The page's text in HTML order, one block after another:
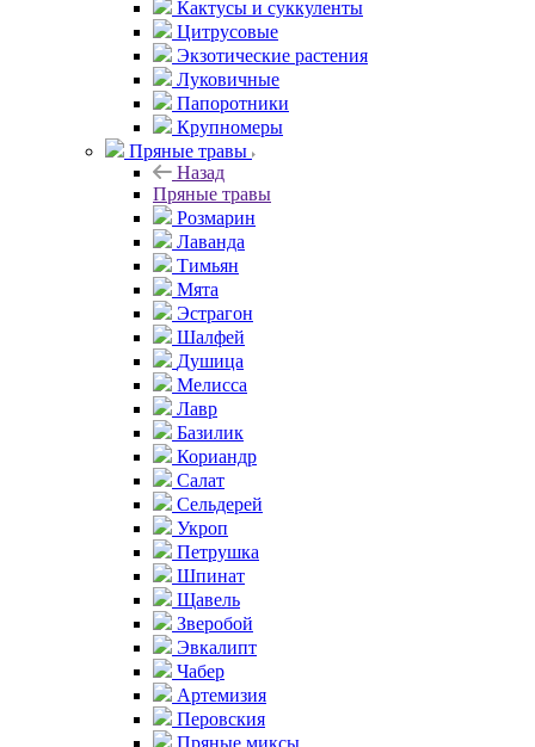
Кактусы и суккуленты
Цитрусовые
Экзотические растения
Луковичные
Папоротники
Крупномеры
Пряные травы
Назад
Пряные травы
Розмарин
Лаванда
Тимьян
Мята
Эстрагон
Шалфей
Душица
Мелисса
Лавр
Базилик
Кориандр
Салат
Сельдерей
Укроп
Петрушка
Шпинат
Щавель
Зверобой
Эвкалипт
Чабер
Артемизия
Перовския
Пряные миксы